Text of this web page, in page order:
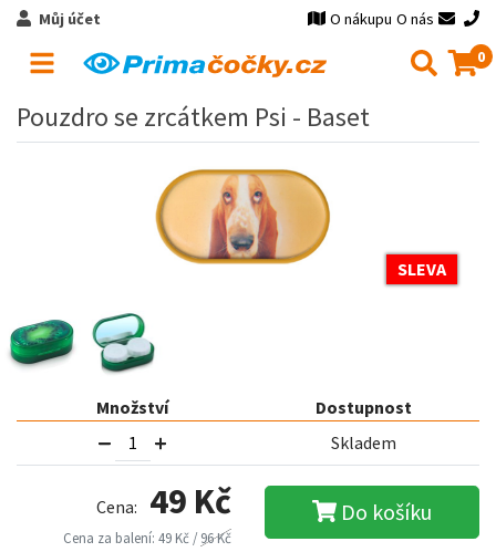
Můj účet O nákupu O nás
0
Pouzdro se zrcátkem Psi - Baset
SLEVA
Množství
Dostupnost
Skladem
Cena: 49 Kč
Cena za balení: 49 Kč /96 Kč
Do košíku